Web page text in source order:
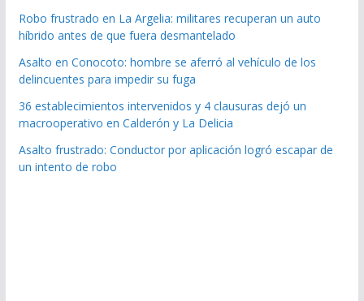
Robo frustrado en La Argelia: militares recuperan un auto
híbrido antes de que fuera desmantelado
Asalto en Conocoto: hombre se aferró al vehículo de los
delincuentes para impedir su fuga
36 establecimientos intervenidos y 4 clausuras dejó un
macrooperativo en Calderón y La Delicia
Asalto frustrado: Conductor por aplicación logró escapar de
un intento de robo